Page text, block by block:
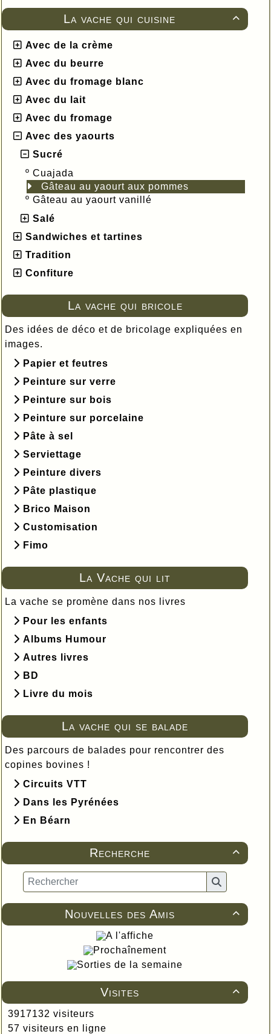

La vache qui cuisine
Avec de la crème
Avec du beurre
Avec du fromage blanc
Avec du lait
Avec du fromage
Avec des yaourts
Sucré
º Cuajada
Gâteau au yaourt aux pommes
º Gâteau au yaourt vanillé
Salé
Sandwiches et tartines
Tradition
Confiture
La vache qui bricole
Des idées de déco et de bricolage expliquées en
images.
Papier et feutres
Peinture sur verre
Peinture sur bois
Peinture sur porcelaine
Pâte à sel
Serviettage
Peinture divers
Pâte plastique
Brico Maison
Customisation
Fimo
La Vache qui lit
La vache se promène dans nos livres
Pour les enfants
Albums Humour
Autres livres
BD
Livre du mois
La vache qui se balade
Des parcours de balades pour rencontrer des
copines bovines !
Circuits VTT
Dans les Pyrénées
En Béarn

Recherche

Nouvelles des Amis
A l'affiche
Prochaînement
Sorties de la semaine

Visites
3917132 visiteurs
57 visiteurs en ligne